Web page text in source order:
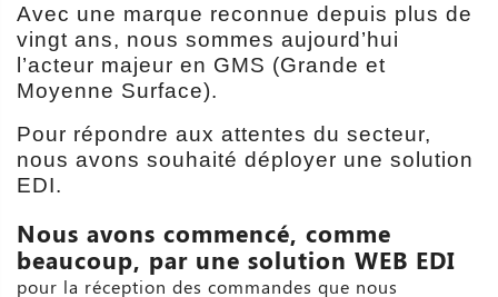
Avec une marque reconnue depuis plus de
vingt ans, nous sommes aujourd’hui
l’acteur majeur en GMS (Grande et
Moyenne Surface).
Pour répondre aux attentes du secteur,
nous avons souhaité déployer une solution
EDI.
Nous avons commencé, comme
beaucoup, par une solution WEB EDI
pour la réception des commandes que nous